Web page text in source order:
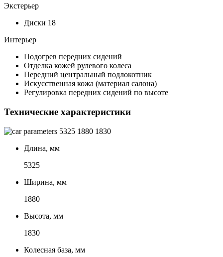
Экстерьер
Диски 18
Интерьер
Подогрев передних сидений
Отделка кожей рулевого колеса
Передний центральный подлокотник
Искусственная кожа (материал салона)
Регулировка передних сидений по высоте
Технические характеристики
5325 1880 1830
Длина, мм
5325
Ширина, мм
1880
Высота, мм
1830
Колесная база, мм